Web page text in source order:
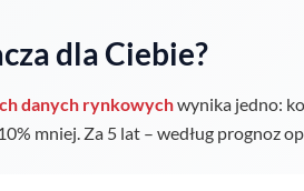
dla Ciebie?
danych rynkowychwynika jedno:
10% mniej. Za 5 lat – według prognoz